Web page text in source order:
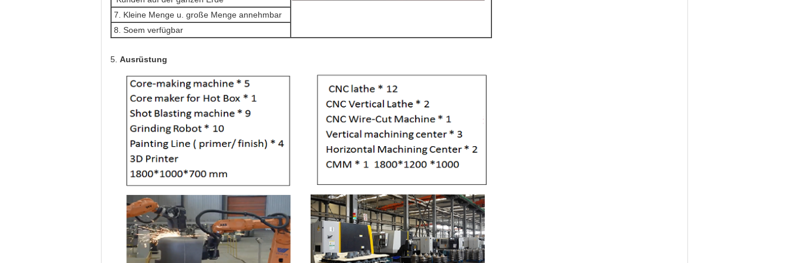
7. Kleine Menge u. große Menge annehmbar
8. Soem verfügbar
5. Ausrüstung